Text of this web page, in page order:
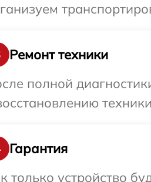
Ремонт техники
полной
Гарантия
только устройство